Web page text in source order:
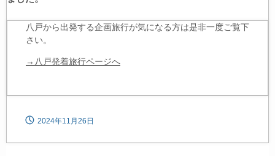
八戸から出発する企画旅行が気になる方は是非一度ご覧下
さい。
→八戸発着旅行ページへ
2024年11月26日